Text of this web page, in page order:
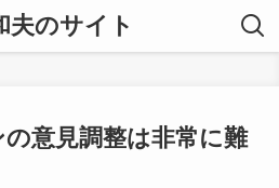
夫のサイト
意見調整は非常に難